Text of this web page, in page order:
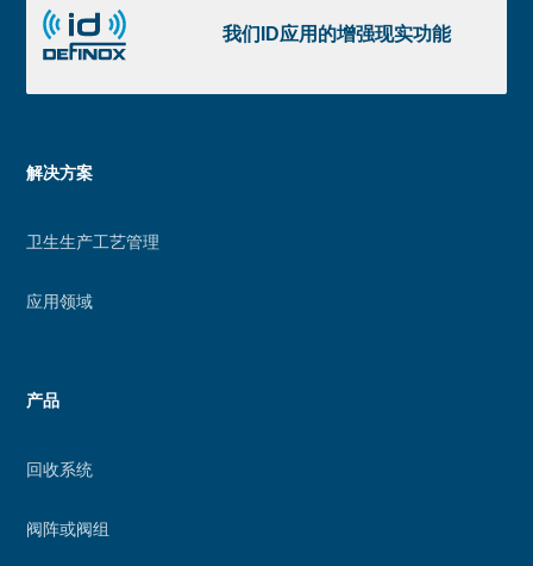
取
我们ID应用的增强现实功能
们
ID
应
的
强
实
Menu
解决方案
卫生生产工艺管理
应用领域
产品
回收系统
阀阵或阀组